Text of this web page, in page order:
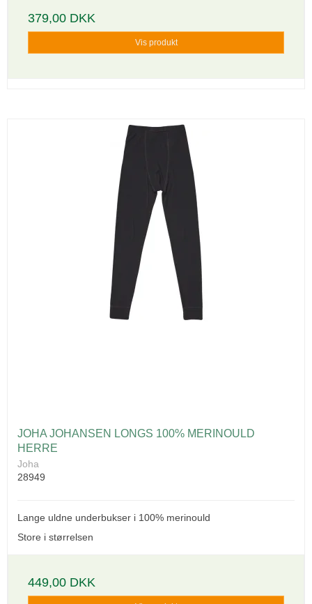
379,00 DKK
Vis produkt
JOHA JOHANSEN LONGS 100% MERINOULD
HERRE
Joha
28949
Lange uldne underbukser i 100% merinould
Store i størrelsen
449,00 DKK